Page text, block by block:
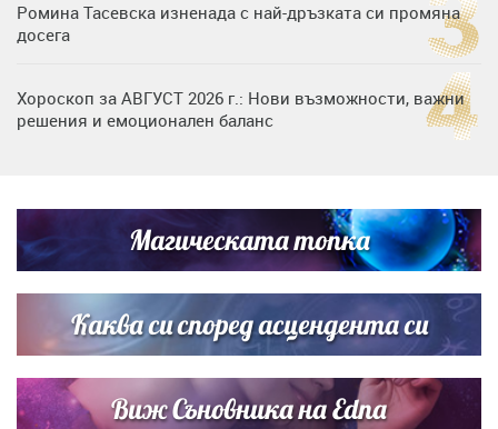
Ромина Тасевска изненада с най-дръзката си промяна
досега
Хороскоп за АВГУСТ 2026 г.: Нови възможности, важни
решения и емоционален баланс
си деца на семейна морска приказка
Звездна ваканция в Майорка: Дженифър Анистън,
Кортни Кокс и Джим Къртис заедно на яхта
Магическата топка
Каква си според асцендента си
Виж Съновника на Edna